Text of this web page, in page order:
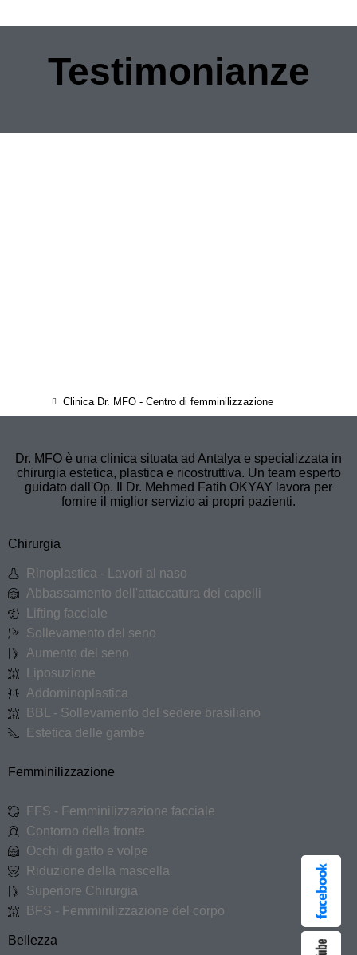
Testimonianze
Clinica Dr. MFO - Centro di femminilizzazione
Dr. MFO è una clinica situata ad Antalya e specializzata in
chirurgia estetica, plastica e ricostruttiva. Un team esperto
guidato dall'Op. Il Dr. Mehmed Fatih OKYAY lavora per
fornire il miglior servizio ai propri pazienti.
Chirurgia
Rinoplastica - Lavori al naso
Abbassamento dell'attaccatura dei capelli
Lifting facciale
Sollevamento del seno
Aumento del seno
Liposuzione
Addominoplastica
BBL - Sollevamento del sedere brasiliano
Estetica delle gambe
Femminilizzazione
FFS - Femminilizzazione facciale
Contorno della fronte
Occhi di gatto e volpe
Riduzione della mascella
Superiore Chirurgia
BFS - Femminilizzazione del corpo
Bellezza